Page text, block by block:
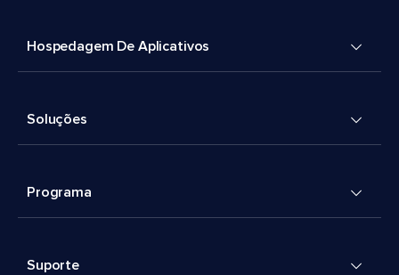
Hospedagem De Aplicativos
Soluções
Programa
Suporte